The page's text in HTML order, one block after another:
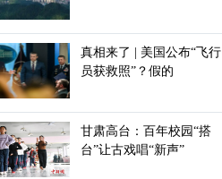
真相来了 | 美国公布“飞行
员获救照”？假的
甘肃高台：百年校园“搭
台”让古戏唱“新声”